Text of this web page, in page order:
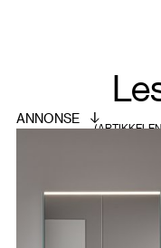
rom mellom hjem
alle i bydelen.
med sterk
bydelens stolte
røtter. Det skulle
bydel er svært
Biblioteket skulle